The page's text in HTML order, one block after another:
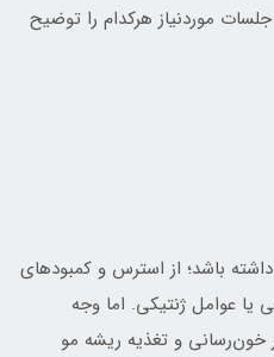
موردنیاز هرکدام را توضیح
باشد؛ از استرس و کمبودهای
یا عوامل ژنتیکی. اما وجه
و تغذیه ریشه مو